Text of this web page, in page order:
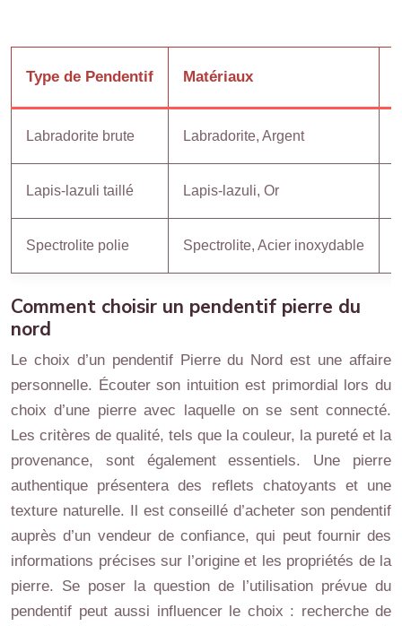
Type de Pendentif Matériaux
Labradorite brute Labradorite, Argent
Lapis-lazuli taillé Lapis-lazuli, Or
Spectrolite polie Spectrolite, Acier inoxydable
Comment choisir un pendentif pierre du
nord
Le choix d’un pendentif Pierre du Nord est une affaire
personnelle. Écouter son intuition est primordial lors du
choix d’une pierre avec laquelle on se sent connecté.
Les critères de qualité, tels que la couleur, la pureté et la
provenance, sont également essentiels. Une pierre
authentique présentera des reflets chatoyants et une
texture naturelle. Il est conseillé d’acheter son pendentif
auprès d’un vendeur de confiance, qui peut fournir des
informations précises sur l’origine et les propriétés de la
pierre. Se poser la question de l’utilisation prévue du
pendentif peut aussi influencer le choix : recherche de